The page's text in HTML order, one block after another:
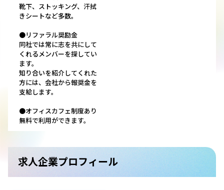
靴下、ストッキング、汗拭
きシートなど多数。
●リファラル奨励金
同社では常に志を共にして
くれるメンバーを探してい
ます。
知り合いを紹介してくれた
方には、会社から報奨金を
支給します。
●オフィスカフェ制度あり
無料で利用ができます。
求人企業プロフィール